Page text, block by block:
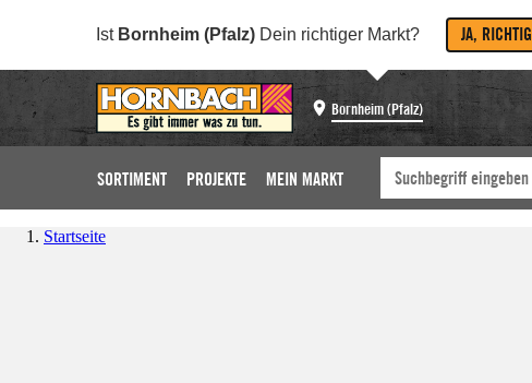
Ist Bornheim (Pfalz) Dein richtiger Markt? JA, RICHTIG
Bornheim (Pfalz)
SORTIMENT PROJEKTE MEIN MARKT
Startseite